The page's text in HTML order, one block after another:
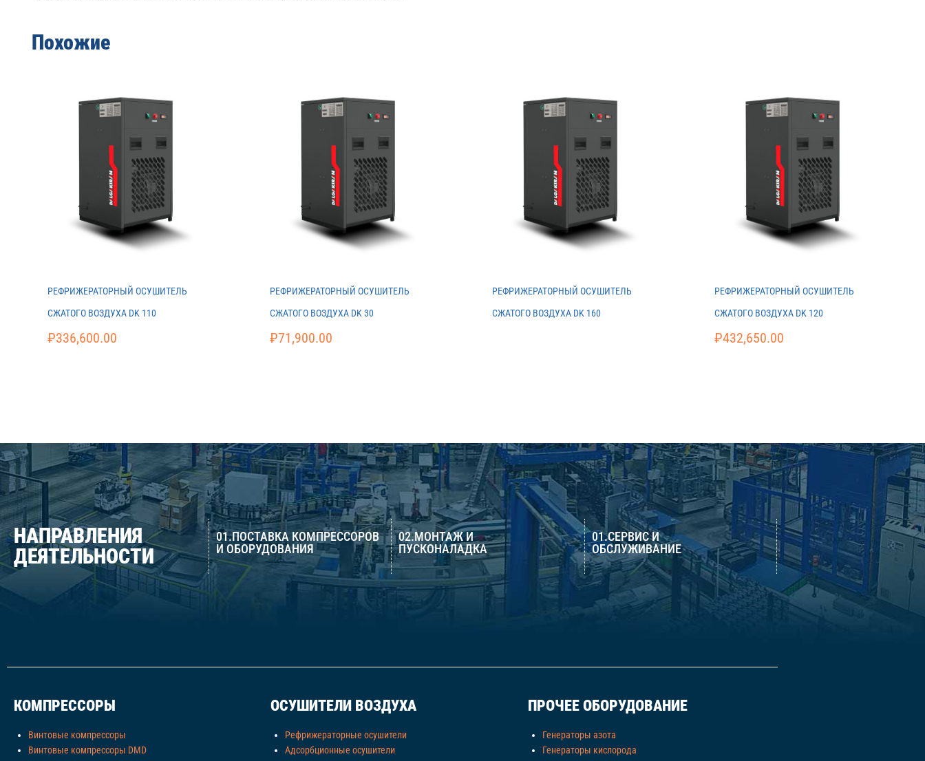
Похожие
РЕФРИЖЕРАТОРНЫЙ ОСУШИТЕЛЬ
СЖАТОГО ВОЗДУХА DK 110
₽336,600.00
РЕФРИЖЕРАТОРНЫЙ ОСУШИТЕЛЬ
СЖАТОГО ВОЗДУХА DK 30
₽71,900.00
РЕФРИЖЕРАТОРНЫЙ ОСУШИТЕЛЬ
СЖАТОГО ВОЗДУХА DK 160
РЕФРИЖЕРАТОРНЫЙ ОСУШИТЕЛЬ
СЖАТОГО ВОЗДУХА DK 120
₽432,650.00
НАПРАВЛЕНИЯ
ДЕЯТЕЛЬНОСТИ
01.ПОСТАВКА КОМПРЕССОРОВ
И ОБОРУДОВАНИЯ
02.МОНТАЖ И
ПУСКОНАЛАДКА
01.СЕРВИС И
ОБСЛУЖИВАНИЕ
КОМПРЕССОРЫ
Винтовые компрессоры
Винтовые компрессоры DMD
ОСУШИТЕЛИ ВОЗДУХА
Рефрижераторные осушители
Адсорбционные осушители
ПРОЧЕЕ ОБОРУДОВАНИЕ
Генераторы азота
Генераторы кислорода